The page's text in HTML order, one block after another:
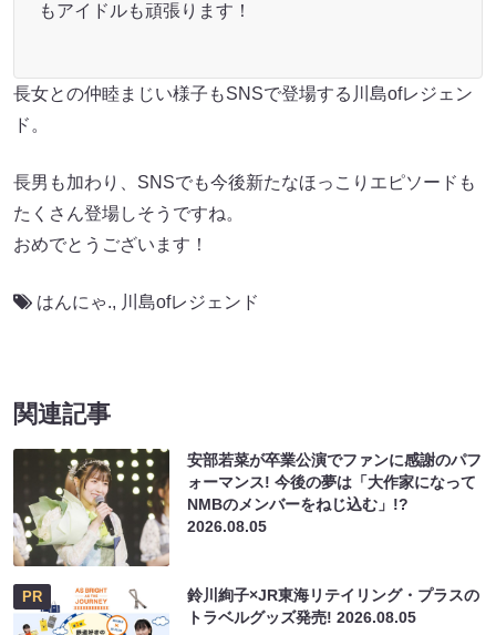
もアイドルも頑張ります！
長女との仲睦まじい様子もSNSで登場する川島ofレジェン
ド。
長男も加わり、SNSでも今後新たなほっこりエピソードも
たくさん登場しそうですね。
おめでとうございます！
はんにゃ., 川島ofレジェンド
関連記事
安部若菜が卒業公演でファンに感謝のパフ
ォーマンス! 今後の夢は「大作家になって
NMBのメンバーをねじ込む」!?
2026.08.05
PR
鈴川絢子×JR東海リテイリング・プラスの
トラベルグッズ発売!2026.08.05